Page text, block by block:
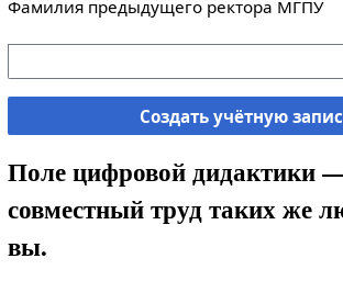
Фамилия предыдущего ректора МГПУ
Создать учётную
Поле цифровой дидактики
совместный труд таких же
вы.